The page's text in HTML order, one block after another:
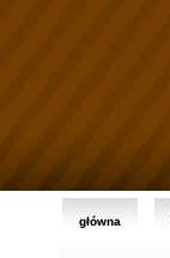
główna